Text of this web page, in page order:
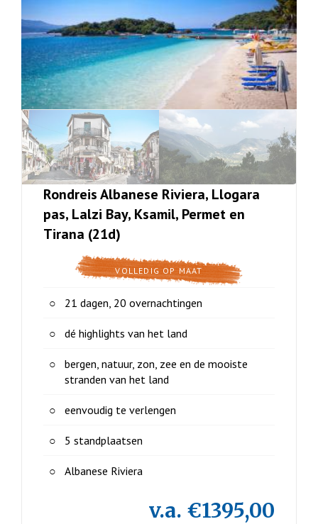
Rondreis Albanese Riviera, Llogara
pas, Lalzi Bay, Ksamil, Permet en
Tirana (21d)
VOLLEDIG OP MAAT
21 dagen, 20 overnachtingen
dé highlights van het land
bergen, natuur, zon, zee en de mooiste
stranden van het land
eenvoudig te verlengen
5 standplaatsen
Albanese Riviera
v.a. €1395,00